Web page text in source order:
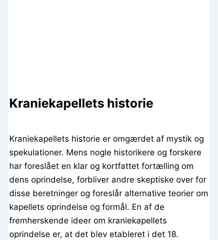
Kraniekapellets historie
Kraniekapellets historie er omgærdet af mystik og
spekulationer. Mens nogle historikere og forskere
har foreslået en klar og kortfattet fortælling om
dens oprindelse, forbliver andre skeptiske over for
disse beretninger og foreslår alternative teorier om
kapellets oprindelse og formål. En af de
fremherskende ideer om kraniekapellets
oprindelse er, at det blev etableret i det 18.